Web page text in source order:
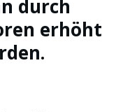
durch
erhöht